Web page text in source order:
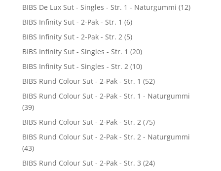
BIBS De Lux Sut - Singles - Str. 1 - Naturgummi (12)
BIBS Infinity Sut - 2-Pak - Str. 1 (6)
BIBS Infinity Sut - 2-Pak - Str. 2 (5)
BIBS Infinity Sut - Singles - Str. 1 (20)
BIBS Infinity Sut - Singles - Str. 2 (10)
BIBS Rund Colour Sut - 2-Pak - Str. 1 (52)
BIBS Rund Colour Sut - 2-Pak - Str. 1 - Naturgummi
(39)
BIBS Rund Colour Sut - 2-Pak - Str. 2 (75)
BIBS Rund Colour Sut - 2-Pak - Str. 2 - Naturgummi
(43)
BIBS Rund Colour Sut - 2-Pak - Str. 3 (24)